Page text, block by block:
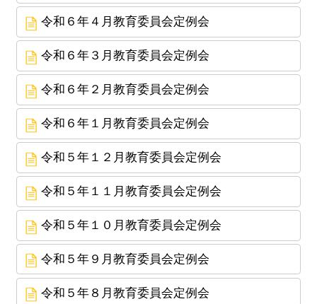
令和６年４月教育委員会定例会
令和６年３月教育委員会定例会
令和６年２月教育委員会定例会
令和６年１月教育委員会定例会
令和５年１２月教育委員会定例会
令和５年１１月教育委員会定例会
令和５年１０月教育委員会定例会
令和５年９月教育委員会定例会
令和５年８月教育委員会定例会